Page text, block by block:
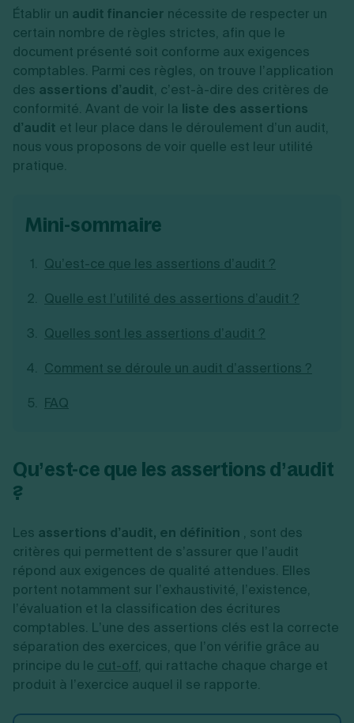
Services aux entreprises
Construction/travaux
Restauration
Commerce
Transport
Autres
Ressources
Simulateur de choix de forme juridique
Calcul de charges sociales
Vérification de la disponibilité du nom d'entreprise
Création d'entreprise
Cession d'actions
Transmission universelle de patrimoine
Augmentation de capital
Réduction de capital
Gérer son entreprise
Gestion comptable
Approbation des comptes
Dépôt de marque
Recherche d'antériorité
Fermer son entreprise
Radiation auto entrepreneur
Mise en sommeil
Dépôt de bilan
Toutes les modifications
Micro entreprise
LMNP
Par métier
Conseil/finance
Vente en ligne
Services aux entreprises
Construction/travaux
Restauration
Commerce
Par fonctionnalité
Logiciel de comptabilité
Gestion de la trésorerie
Je souhaite être accompagné
comptable LS Compta
Fiches SASU
Fiches SAS
Fiches EURL
Fiches SARL
Fiches SCI
Fiches auto-entrepreneur
Fiches association
Toutes les fiches sur la création
Autres démarches
Exercice d’un métier
Recouvrement de factures
Sélection de fiches pratiques
Ouvrir sa société
Création de micro-entreprise
Création d'EURL
Création de SARL
Aides à la création d’entreprise
Création d'entreprise
Établir un audit financier nécessite de respecter un
certain nombre de règles strictes, afin que le
document présenté soit conforme aux exigences
comptables. Parmi ces règles, on trouve l’application
des assertions d’audit, c’est-à-dire des critères de
conformité. Avant de voir la liste des assertions
d’audit et leur place dans le déroulement d’un audit,
nous vous proposons de voir quelle est leur utilité
pratique.
mini-sommaire
Qu’est-ce que les assertions d’audit ?
Quelle est l’utilité des assertions d’audit ?
Quelles sont les assertions d’audit ?
Comment se déroule un audit d’assertions ?
FAQ
Qu’est-ce que les assertions d’audit
?
Les assertions d’audit, en définition , sont des
critères qui permettent de s’assurer que l’audit
répond aux exigences de qualité attendues. Elles
portent notamment sur l’exhaustivité, l’existence,
l’évaluation et la classification des écritures
comptables. L’une des assertions clés est la correcte
séparation des exercices, que l’on vérifie grâce au
principe du le cut-off, qui rattache chaque charge et
produit à l’exercice auquel il se rapporte.